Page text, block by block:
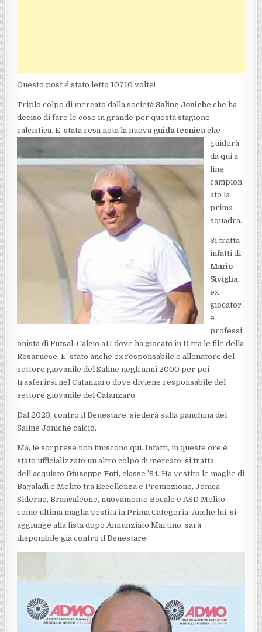
Questo post é stato letto 10710 volte!
Triplo colpo di mercato dalla società Saline Jonicheche ha
deciso di fare le cose in grande per questa stagione
calcistica. E’ stata resa nota la nuova guida tecnica che
guiderà
da qui a
fine
campion
ato la
prima
squadra.
Si tratta
infatti di
Mario
Siviglia,
ex
giocator
e
professi
onista di Futsal, Calcio a11 dove ha giocato in D tra le file della
Rosarnese. E’ stato anche ex responsabile e allenatore del
settore giovanile del Saline negli anni 2000 per poi
trasferirsi nel Catanzaro dove diviene responsabile del
settore giovanile del Catanzaro.
Dal 2023, contro il Benestare, siederà sulla panchina del
Saline Joniche calcio.
Ma, le sorprese non finiscono qui. Infatti, in queste ore è
stato ufficializzato un altro colpo di mercato, si tratta
dell’acquisto Giuseppe Foti, classe ’84. Ha vestito le maglie di
Bagaladi e Melito tra Eccellenza e Promozione, Jonica
Siderno, Brancaleone, nuovamente Bocale e ASD Melito
come ultima maglia vestita in Prima Categoria. Anche lui, si
aggiunge alla lista dopo Annunziato Martino, sarà
disponibile già contro il Benestare.